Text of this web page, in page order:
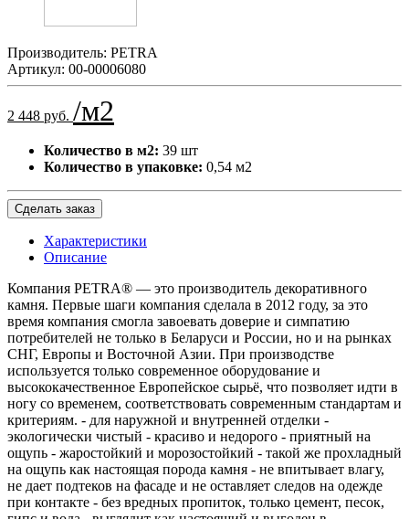
Производитель: PETRA
Артикул: 00-00006080
2 448 руб. /м2
Количество в м2: 39 шт
Количество в упаковке: 0,54 м2
Сделать заказ
Характеристики
Описание
Компания PETRA® — это производитель декоративного
камня. Первые шаги компания сделала в 2012 году, за это
время компания смогла завоевать доверие и симпатию
потребителей не только в Беларуси и России, но и на рынках
СНГ, Европы и Восточной Азии. При производстве
используется только современное оборудование и
высококачественное Европейское сырьё, что позволяет идти в
ногу со временем, соответствовать современным стандартам и
критериям. - для наружной и внутренней отделки -
экологически чистый - красиво и недорого - приятный на
ощупь - жаростойкий и морозостойкий - такой же прохладный
на ощупь как настоящая порода камня - не впитывает влагу,
не дает подтеков на фасаде и не оставляет следов на одежде
при контакте - без вредных пропиток, только цемент, песок,